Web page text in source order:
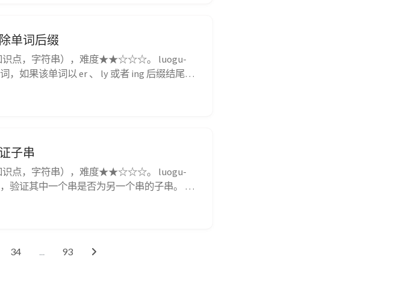
单词后缀
知识点，字符串），难度★★☆☆☆。 luogu-
，如果该单词以 er 、 ly 或者 ing 后缀结尾，
最大长度为 ...
子串
知识点，字符串），难度★★☆☆☆。 luogu-
验证其中一个串是否为另一个串的子串。 输
34 ... 93